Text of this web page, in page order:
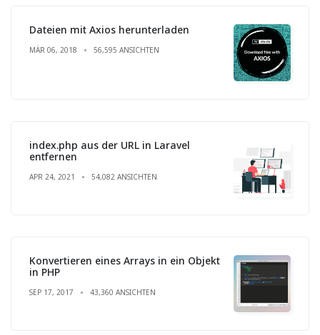
Dateien mit Axios herunterladen
MÄR 06, 2018 56,595 ANSICHTEN
index.php aus der URL in Laravel
entfernen
APR 24, 2021 54,082 ANSICHTEN
Konvertieren eines Arrays in ein Objekt
in PHP
SEP 17, 2017 43,360 ANSICHTEN